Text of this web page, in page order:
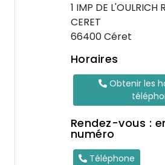
1 IMP DE L'OULRICH
CERET
66400 Céret
Horaires
Obtenir les
Rendez-vous :
numéro
Téléphone